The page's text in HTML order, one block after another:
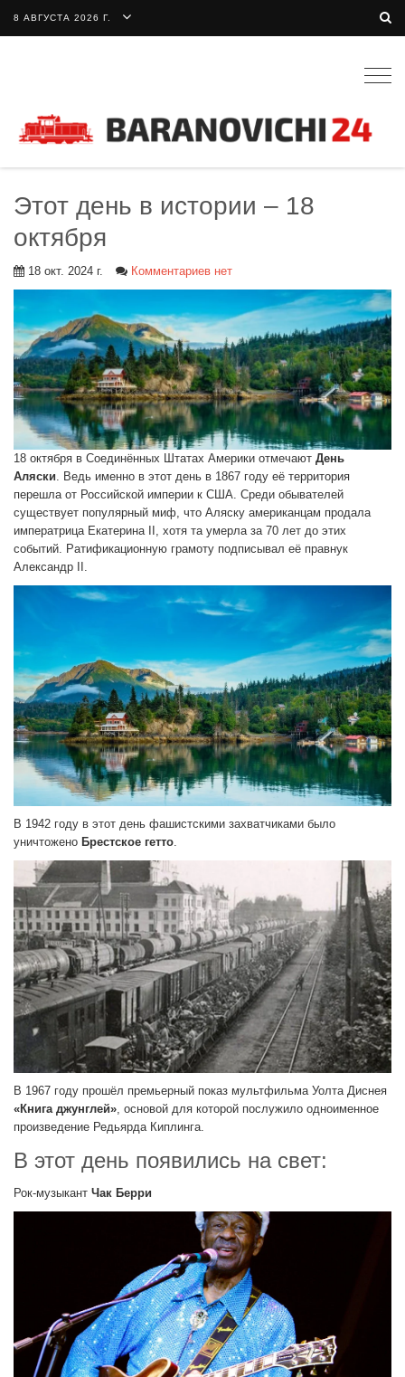
8 АВГУСТА 2026 Г.
Этот день в истории – 18
октября
18 окт. 2024 г. Комментариев нет
18 октября в Соединённых Штатах Америки отмечают День
Аляски. Ведь именно в этот день в 1867 году её территория
перешла от Российской империи к США. Среди обывателей
существует популярный миф, что Аляску американцам продала
императрица Екатерина II, хотя та умерла за 70 лет до этих
событий. Ратификационную грамоту подписывал её правнук
Александр II.
В 1942 году в этот день фашистскими захватчиками было
уничтожено Брестское гетто
В 1967 году прошёл премьерный показ мультфильма Уолта Диснея
«Книга джунглей» , основой для которой послужило одноименное
произведение Редьярда Киплинга.
В этот день появились на свет:
Рок-музыкант Чак Берри